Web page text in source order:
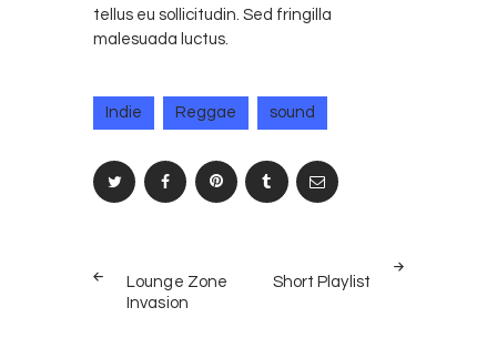
tellus eu sollicitudin. Sed fringilla
malesuada luctus.
Indie Reggae sound
de
entradas
POST
Lounge Zone
Invasion
NEXT
Short Playlist